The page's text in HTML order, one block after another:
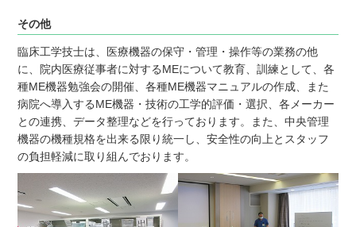
その他
臨床工学技士は、医療機器の保守・管理・操作等の業務の他
に、院内医療従事者に対するMEについて教育、訓練として、各
種ME機器勉強会の開催、各種ME機器マニュアルの作成、また
病院へ導入するME機器・技術の工学的評価・選択、各メーカー
との連携、データ整理などを行っております。また、中央管理
機器の機種規格を出来る限り統一し、安全性の向上とスタッフ
の負担軽減に取り組んでおります。